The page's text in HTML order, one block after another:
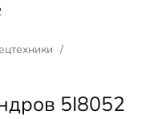
5I8052